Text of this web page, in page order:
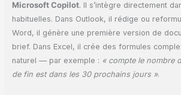
Microsoft Copilot. Il s’intègre directement
habituelles. Dans Outlook, il rédige ou
Word, il génère une première version de
brief. Dans Excel, il crée des formules
naturel — par exemple : « compte le nombre
de fin est dans les 30 prochains jours ».